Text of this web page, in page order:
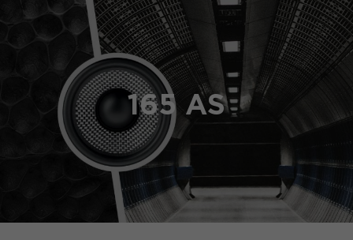
165 AS